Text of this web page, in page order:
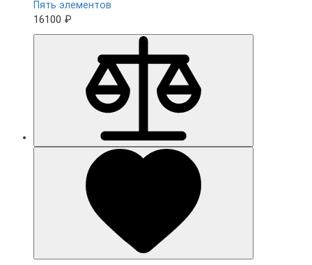
Пять элементов
16100 ₽